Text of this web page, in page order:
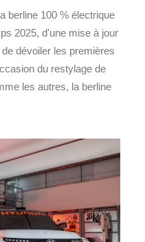
berline 100 % électrique
2025, d'une mise à jour
dévoiler les premières
du restylage de
les autres, la berline